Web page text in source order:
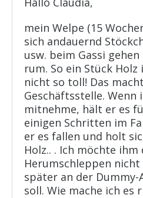
mein Welpe (15
sich andauernd
usw. beim Gassi
rum. So ein Stück
nicht so toll! Das
Geschäftsstelle. Wenn
mitnehme, hält er es
einigen Schritten im
er es fallen und holt
Holz.. . Ich möchte ihm
Herumschleppen
später an der
soll. Wie mache ich es